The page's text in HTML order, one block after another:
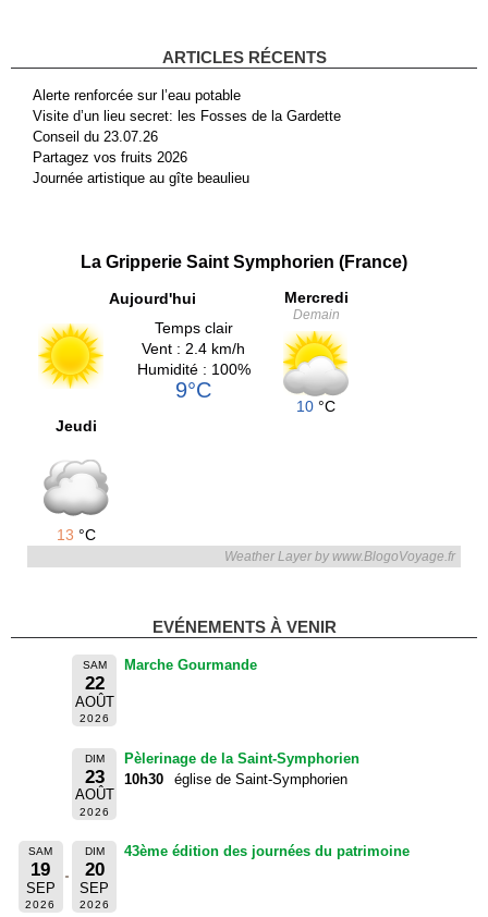
ARTICLES RÉCENTS
Alerte renforcée sur l’eau potable
Visite d’un lieu secret: les Fosses de la Gardette
Conseil du 23.07.26
Partagez vos fruits 2026
Journée artistique au gîte beaulieu
La Gripperie Saint Symphorien (France)
Aujourd'hui
Temps clair
Vent : 2.4 km/h
Humidité : 100%
9°C
Mercredi
Demain
10 °C
Jeudi
13 °C
Weather Layer by www.BlogoVoyage.fr
EVÉNEMENTS À VENIR
SAM
22
AOÛT
2026
Marche Gourmande
DIM
23
AOÛT
2026
Pèlerinage de la Saint-Symphorien
10h30
église de Saint-Symphorien
SAM
19
SEP
2026
DIM
20
SEP
2026
43ème édition des journées du patrimoine